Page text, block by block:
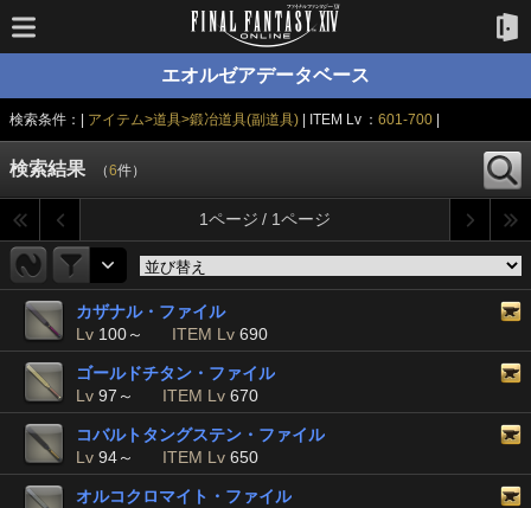
エオルゼアデータベース
検索条件：| アイテム>道具>鍛冶道具(副道具) | ITEM Lv ：601-700
検索結果 （6件）
1ページ / 1ページ
カザナル・ファイル
Lv 100～ ITEM Lv 690
ゴールドチタン・ファイル
Lv 97～ ITEM Lv 670
コバルトタングステン・ファイル
Lv 94～ ITEM Lv 650
オルコクロマイト・ファイル